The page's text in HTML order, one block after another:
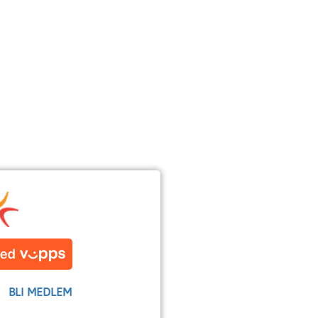
BLI MEDLEM